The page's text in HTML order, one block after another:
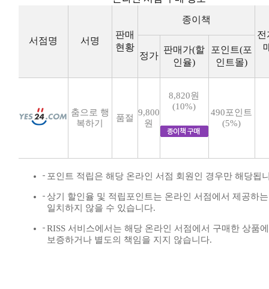
서점명 서명
판매
현황
종이책
전
정가
판매가(할
인율)
포인트(포
인트몰)
춤으로 행
복하기
품절
9,800
원
8,820원
(10%)
490포인트
(5%)
포인트 적립은 해당 온라인 서점 회원인 경우만 해당됩
상기 할인율 및 적립포인트는 온라인 서점에서 제공하
일치하지 않을 수 있습니다.
RISS 서비스에서는 해당 온라인 서점에서 구매한 상품
보증하거나 별도의 책임을 지지 않습니다.